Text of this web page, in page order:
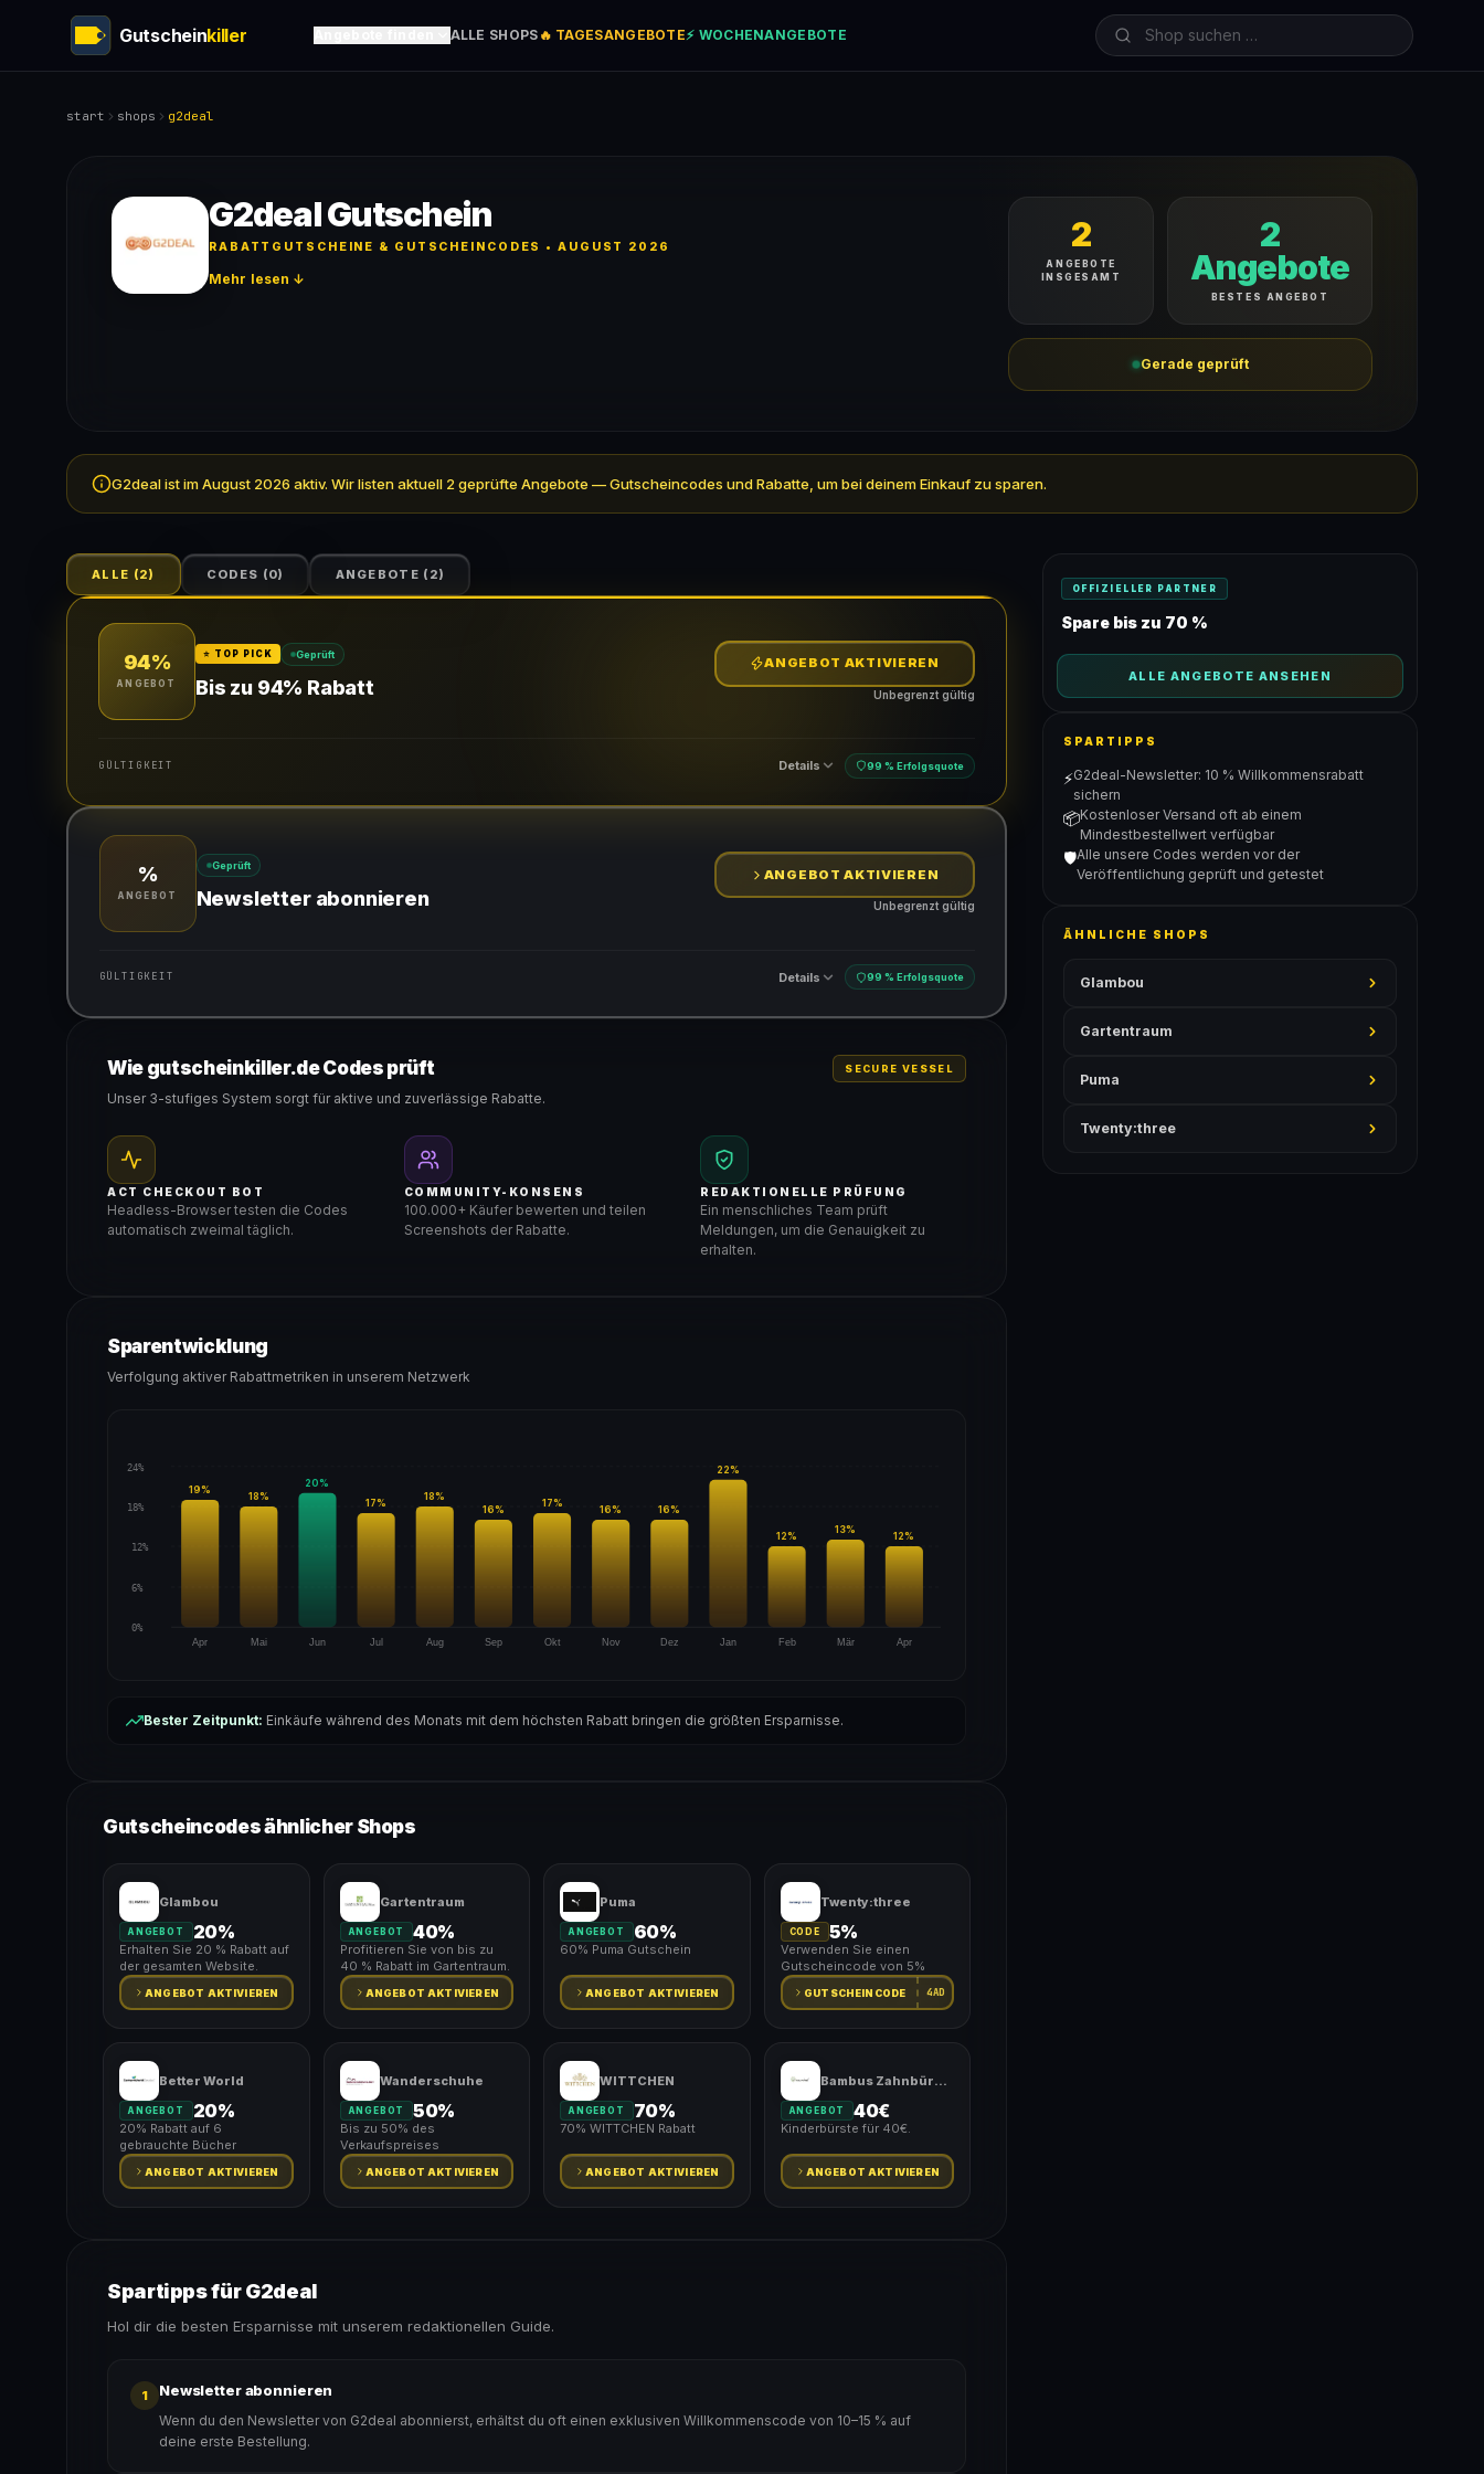
Gutscheinkiller ALLE SHOPS 🔥 TAGESANGEBOTE⚡ WOCHENANGEBOTE
start shops g2deal
G2deal Gutschein
RABATTGUTSCHEINE & GUTSCHEINCODES • AUGUST 2026
Mehr lesen ↓
2
ANGEBOTE
INSGESAMT
2
Angebote
BESTES ANGEBOT
Gerade geprüft
G2deal ist im August 2026 aktiv. Wir listen aktuell 2 geprüfte Angebote — Gutscheincodes und Rabatte, um bei deinem Einkauf zu sparen.
ALLE (2) CODES (0) ANGEBOTE ( 2)
94%
ANGEBOT
⭐ TOP PICK Geprüft
Bis zu 94% Rabatt
ANGEBOT AKTIVIEREN
Unbegrenzt gültig
GÜLTIGKEIT Details 99 % Erfolgsquote
Gültig für teilnehmende Produkte
%
ANGEBOT
Geprüft
Newsletter abonnieren
ANGEBOT AKTIVIEREN
Unbegrenzt gültig
GÜLTIGKEIT Details 99 % Erfolgsquote
Gültig für teilnehmende Produkte
Wie gutscheinkiller.de Codes prüft
Unser 3-stufiges System sorgt für aktive und zuverlässige Rabatte.
SECURE VESSEL
ACT CHECKOUT BOT
Headless-Browser testen die Codes
automatisch zweimal täglich.
COMMUNITY-KONSENS
100.000+ Käufer bewerten und teilen
Screenshots der Rabatte.
REDAKTIONELLE PRÜFUNG
Ein menschliches Team prüft
Meldungen, um die Genauigkeit zu
erhalten.
Sparentwicklung
Verfolgung aktiver Rabattmetriken in unserem Netzwerk
24%
18%
12%
6%
0%
Apr
19%
Mai
18%
Jun
20%
Jul
17%
Aug
18%
Sep
16%
Okt
17%
Nov
16%
Dez
16%
Jan
22%
Feb
12%
Mär
13%
Apr
12%
Bester Zeitpunkt: Einkäufe während des Monats mit dem höchsten Rabatt bringen die größten Ersparnisse.
Gutscheincodes ähnlicher Shops
Glambou
ANGEBOT 20%
Erhalten Sie 20 % Rabatt auf
der gesamten Website.
ANGEBOT AKTIVIEREN
Gartentraum
ANGEBOT 40%
Profitieren Sie von bis zu
40 % Rabatt im Gartentraum.
ANGEBOT AKTIVIEREN
Puma
ANGEBOT 60%
60% Puma Gutschein
ANGEBOT AKTIVIEREN
Twenty:three
CODE 5%
Verwenden Sie einen
Gutscheincode von 5%
GUTSCHEINCODE 4AD
Better World
ANGEBOT 20%
20% Rabatt auf 6
gebrauchte Bücher
ANGEBOT AKTIVIEREN
Wanderschuhe
ANGEBOT 50%
Bis zu 50% des
Verkaufspreises
ANGEBOT AKTIVIEREN
WITTCHEN
ANGEBOT 70%
70% WITTCHEN Rabatt
ANGEBOT AKTIVIEREN
Bambus Zahnbürste
ANGEBOT 40€
Kinderbürste für 40€.
ANGEBOT AKTIVIEREN
Spartipps für G2deal
Hol dir die besten Ersparnisse mit unserem redaktionellen Guide.
1 Newsletter abonnieren
Wenn du den Newsletter von G2deal abonnierst, erhältst du oft einen exklusiven Willkommenscode von 10–15 % auf
deine erste Bestellung.
OFFIZIELLER PARTNER
Spare bis zu 70 %
ALLE ANGEBOTE ANSEHEN
SPARTIPPS
⚡G2deal-Newsletter: 10 % Willkommensrabatt
sichern
📦Kostenloser Versand oft ab einem
Mindestbestellwert verfügbar
🛡️Alle unsere Codes werden vor der
Veröffentlichung geprüft und getestet
ÄHNLICHE SHOPS
Glambou
Gartentraum
Puma
Twenty:three